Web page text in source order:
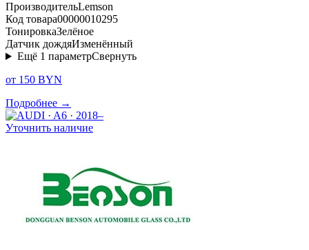
ПроизводительLemson
Код товара00000010295
ТонировкаЗелёное
Датчик дождяИзменённый
Ещё 1 параметрСвернуть
от 150 BYN
Подробнее →
Уточнить наличие